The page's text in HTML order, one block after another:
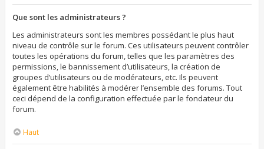
Que sont les administrateurs ?
Les administrateurs sont les membres possédant le plus haut
niveau de contrôle sur le forum. Ces utilisateurs peuvent contrôler
toutes les opérations du forum, telles que les paramètres des
permissions, le bannissement d’utilisateurs, la création de
groupes d’utilisateurs ou de modérateurs, etc. Ils peuvent
également être habilités à modérer l’ensemble des forums. Tout
ceci dépend de la configuration effectuée par le fondateur du
forum.
Haut